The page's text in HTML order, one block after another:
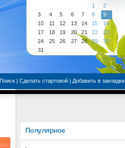
1
2
3
4 5 6 7 8
9
10
11 12 13 14 15
16
17
18 19 20 21 22
23
24
25 26 27 28 29
30
31
Поиск | Сделать стартовой | Добавить в закладки
Популярное